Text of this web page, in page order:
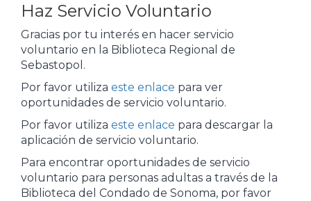
Haz Servicio Voluntario
Gracias por tu interés en hacer servicio
voluntario en la Biblioteca Regional de
Sebastopol.
Por favor utiliza este enlace para ver
oportunidades de servicio voluntario.
Por favor utiliza este enlace para descargar la
aplicación de servicio voluntario.
Para encontrar oportunidades de servicio
voluntario para personas adultas a través de la
Biblioteca del Condado de Sonoma, por favor